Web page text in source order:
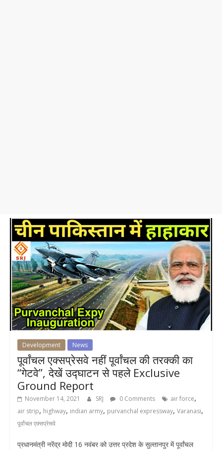
Development News
पूर्वांचल एक्सप्रेसवे नहीं पूर्वांचल की तरक्की का
“गेटवे”, देखें उद्घाटन से पहले Exclusive
Ground Report
November 14, 2021 SRJ 0 Comments air force,
air strip, highway, indian army, purvanchal expressway, Varanasi,
पूर्वांचल एक्सप्रेसवे
प्रधानमंत्री नरेंद्र मोदी 16 नवंबर को उत्तर प्रदेश के सुल्तानपुर में पूर्वांचल